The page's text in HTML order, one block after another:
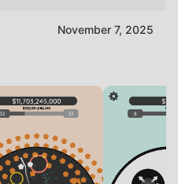
November 7, 2025